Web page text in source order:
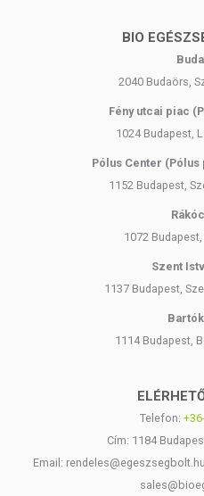
Az étrend-kiegészítők az
szerint élelmiszereknek
tápanyagokat. Bár az
hatással rendelkezhetnek, amely
megjelenítésük, és
készítményeknek
A termék nem helyettesíti a
nem az orvosi kezelés
használatát beszélje meg
összetevők bármelyikére
BIO
2040 Budaörs,
Fény utcai piac
1024 Budapest,
Pólus Center
1152 Budapest,
1072
Szent
1137 Budapest,
1114 Budapest,
Telefon:
Cím: 1184
Email: